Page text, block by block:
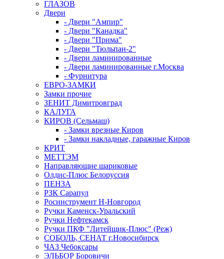
ГЛАЗОВ
Двери
- Двери "Ампир"
- Двери "Канадка"
- Двери "Прима"
- Двери "Тюльпан-2"
- Двери ламинированные
- Двери ламинированные г.Москва
- Фурнитура
ЕВРО-ЗАМКИ
Замки прочие
ЗЕНИТ Димитровград
КАЛУГА
КИРОВ (Сельмаш)
- Замки врезные Киров
- Замки накладные, гаражные Киров
КРИТ
МЕТТЭМ
Направляющие шариковые
Олдис-Плюс Белоруссия
ПЕНЗА
РЗК Сарапул
Росинструмент Н-Новгород
Ручки Каменск-Уральский
Ручки Нефтекамск
Ручки ПКФ "Литейщик-Плюс" (Реж)
СОБОЛЬ, СЕНАТ г.Новосибирск
ЧАЗ Чебоксары
ЭЛЬБОР Боровичи